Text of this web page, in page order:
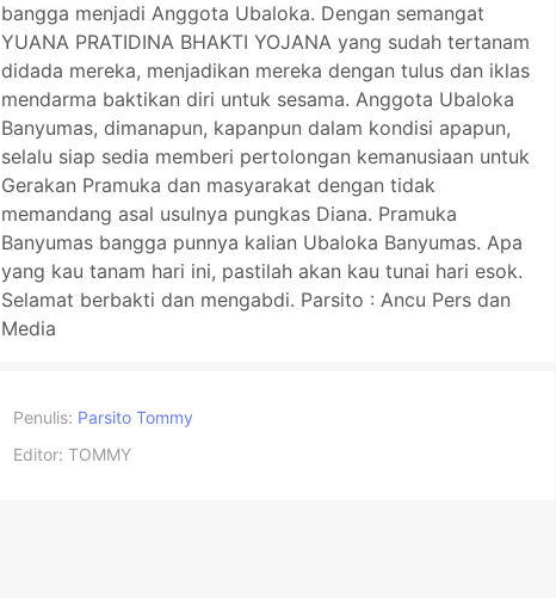
bangga menjadi Anggota Ubaloka. Dengan semangat
YUANA PRATIDINA BHAKTI YOJANA yang sudah tertanam
didada mereka, menjadikan mereka dengan tulus dan iklas
mendarma baktikan diri untuk sesama. Anggota Ubaloka
Banyumas, dimanapun, kapanpun dalam kondisi apapun,
selalu siap sedia memberi pertolongan kemanusiaan untuk
Gerakan Pramuka dan masyarakat dengan tidak
memandang asal usulnya pungkas Diana. Pramuka
Banyumas bangga punnya kalian Ubaloka Banyumas. Apa
yang kau tanam hari ini, pastilah akan kau tunai hari esok.
Selamat berbakti dan mengabdi. Parsito : Ancu Pers dan
Media
Penulis: Parsito Tommy
Editor: TOMMY